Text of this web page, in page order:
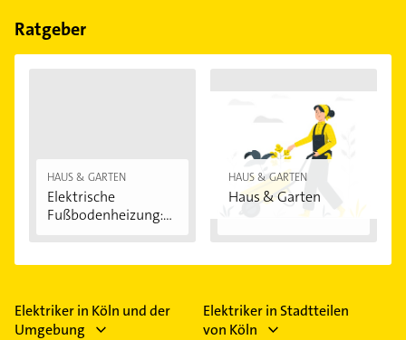
Feiertagen abweichen können.
Ratgeber
HAUS & GARTEN
Elektrische
Fußbodenheizung:
HAUS & GARTEN
Haus & Garten
Elektriker in Köln und der
Umgebung
Elektriker in Stadtteilen
von Köln